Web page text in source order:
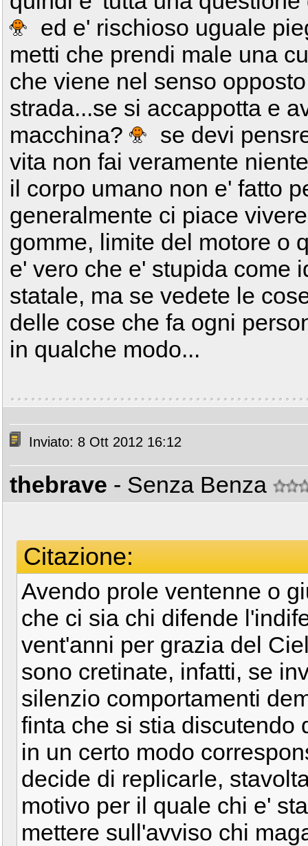
ed e' rischioso uguale
metti che prendi male una
che viene nel senso
strada...se si accappotta e
macchina?
se devi
vita non fai veramente
il corpo umano non e' fatto
generalmente ci piace
gomme, limite del motore o
e' vero che e' stupida come
statale, ma se vedete le
delle cose che fa ogni
in qualche modo...
Inviato: 8 Ott 2012 16:12
thebrave - Senza Benza
Citazione:
Avendo prole ventenne o
che ci sia chi difende
vent'anni per grazia del
sono cretinate, infatti, se
silenzio comportamenti
finta che si stia discutendo
in un certo modo
decide di replicarle,
motivo per il quale chi e'
mettere sull'avviso chi